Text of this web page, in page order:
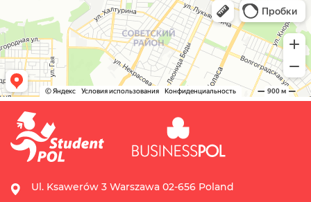
Яндекс.Карты — поиск мест и адресов, городской транспорт
Ul. Ksawerów 3 Warszawa 02-656 Poland